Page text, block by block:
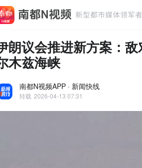
朗议会推进新方案：
木兹海峡
南都N视频APP · 新闻快线
转载 2026-04-13 07:31